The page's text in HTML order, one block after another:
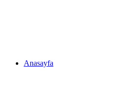
Anasayfa